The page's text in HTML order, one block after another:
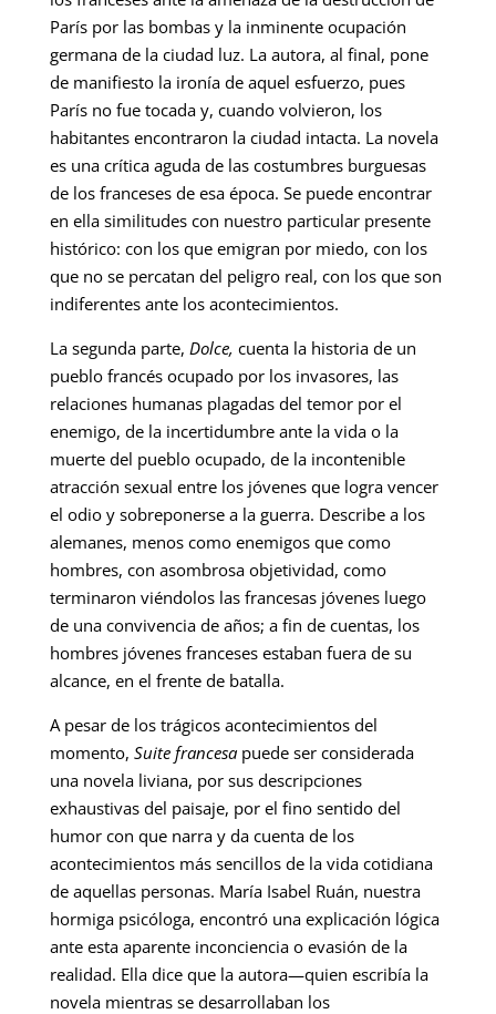
París por las bombas y la inminente ocupación
germana de la ciudad luz. La autora, al final, pone
de manifiesto la ironía de aquel esfuerzo, pues
París no fue tocada y, cuando volvieron, los
habitantes encontraron la ciudad intacta. La novela
es una crítica aguda de las costumbres burguesas
de los franceses de esa época. Se puede encontrar
en ella similitudes con nuestro particular presente
histórico: con los que emigran por miedo, con los
que no se percatan del peligro real, con los que son
indiferentes ante los acontecimientos.
La segunda parte, Dolce, cuenta la historia de un
pueblo francés ocupado por los invasores, las
relaciones humanas plagadas del temor por el
enemigo, de la incertidumbre ante la vida o la
muerte del pueblo ocupado, de la incontenible
atracción sexual entre los jóvenes que logra vencer
el odio y sobreponerse a la guerra. Describe a los
alemanes, menos como enemigos que como
hombres, con asombrosa objetividad, como
terminaron viéndolos las francesas jóvenes luego
de una convivencia de años; a fin de cuentas, los
hombres jóvenes franceses estaban fuera de su
alcance, en el frente de batalla.
A pesar de los trágicos acontecimientos del
momento, Suite francesapuede ser considerada
una novela liviana, por sus descripciones
exhaustivas del paisaje, por el fino sentido del
humor con que narra y da cuenta de los
acontecimientos más sencillos de la vida cotidiana
de aquellas personas. María Isabel Ruán, nuestra
hormiga psicóloga, encontró una explicación lógica
ante esta aparente inconciencia o evasión de la
realidad. Ella dice que la autora—quien escribía la
novela mientras se desarrollaban los